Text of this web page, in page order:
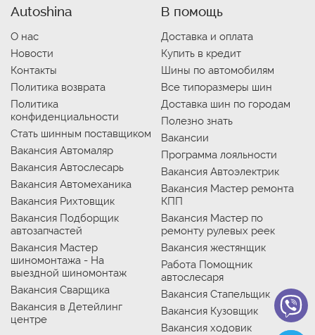
Autoshina
О нас
Новости
Контакты
Политика возврата
Политика
конфиденциальности
Стать шинным поставщиком
Вакансия Автомаляр
Вакансия Автослесарь
Вакансия Автомеханика
Вакансия Рихтовщик
Вакансия Подборщик
автозапчастей
Вакансия Мастер
шиномонтажа - На
выездной шиномонтаж
Вакансия Сварщика
Вакансия в Детейлинг
центре
В помощь
Доставка и оплата
Купить в кредит
Шины по автомобилям
Все типоразмеры шин
Доставка шин по городам
Полезно знать
Вакансии
Программа лояльности
Вакансия Автоэлектрик
Вакансия Мастер ремонта
КПП
Вакансия Мастер по
ремонту рулевых реек
Вакансия жестянщик
Работа Помощник
автослесаря
Вакансия Стапельщик
Вакансия Кузовщик
Вакансия ходовик